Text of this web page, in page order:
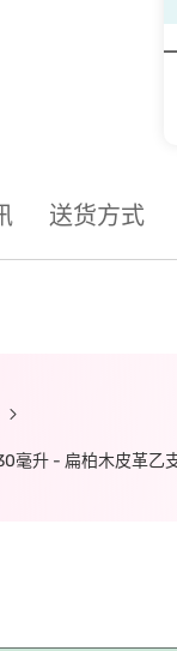
送货方式
毫升 - 扁柏木皮革乙